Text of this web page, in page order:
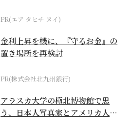
PR(エア タヒチ ヌイ)
金利上昇を機に、『守るお金』の
置き場所を再検討
PR(株式会社北九州銀行)
アラスカ大学の極北博物館で思
う、日本人写真家とアメリカ人放